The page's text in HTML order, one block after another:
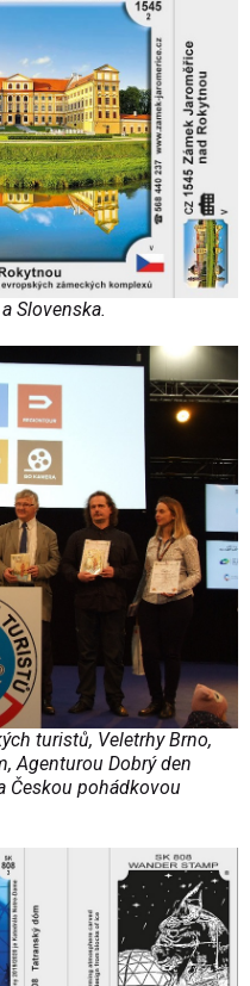
Slovenska.
turistů, Veletrhy Brno,
Agenturou Dobrý den
Českou pohádkovou